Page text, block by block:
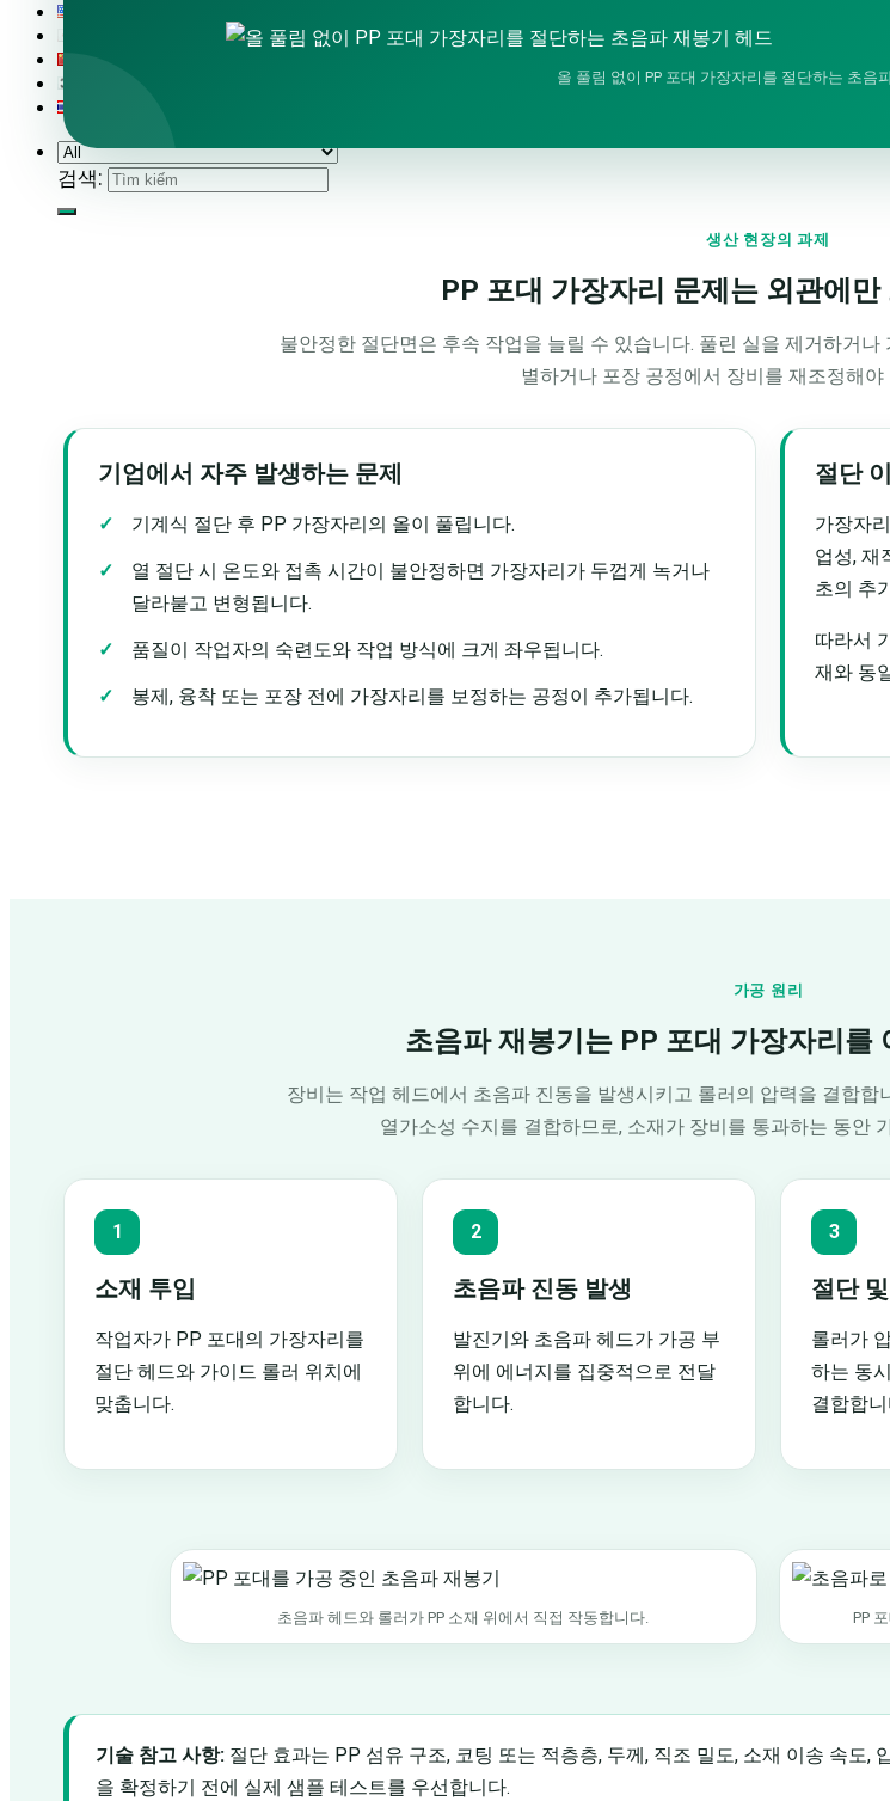
검색:
올 풀림 없이 PP 포대 가장자리를 절단하는 초음
생산 현장의 과제
PP 포대 가장자리 문제는 외관에
불안정한 절단면은 후속 작업을 늘릴 수 있습니다. 풀린 실을 제거하거
별하거나 포장 공정에서 장비를 재조정해야
기업에서 자주 발생하는 문제
기계식 절단 후 PP 가장자리의 올이 풀립니다.
열 절단 시 온도와 접촉 시간이 불안정하면 가장자리가 두껍게 녹거나
달라붙고 변형됩니다.
품질이 작업자의 숙련도와 작업 방식에 크게 좌우됩니다.
봉제, 융착 또는 포장 전에 가장자리를 보정하는 공정이 추가됩니다.
절단
가장자
업성, 재
초의 추
따라서
재와 동
가공 원리
초음파 재봉기는 PP 포대 가장자리를
장비는 작업 헤드에서 초음파 진동을 발생시키고 롤러의 압력을 결합합
열가소성 수지를 결합하므로, 소재가 장비를 통과하는 동안
1
소재 투입
작업자가 PP 포대의 가장자리를
절단 헤드와 가이드 롤러 위치에
맞춥니다.
2
초음파 진동 발생
발진기와 초음파 헤드가 가공 부
위에 에너지를 집중적으로 전달
합니다.
3
절단
롤러가
하는 동
결합합니
초음파 헤드와 롤러가 PP 소재 위에서 직접 작동합니다. PP
기술 참고 사항: 절단 효과는 PP 섬유 구조, 코팅 또는 적층층, 두께, 직조 밀도, 소재 이송 속도,
을 확정하기 전에 실제 샘플 테스트를 우선합니다.